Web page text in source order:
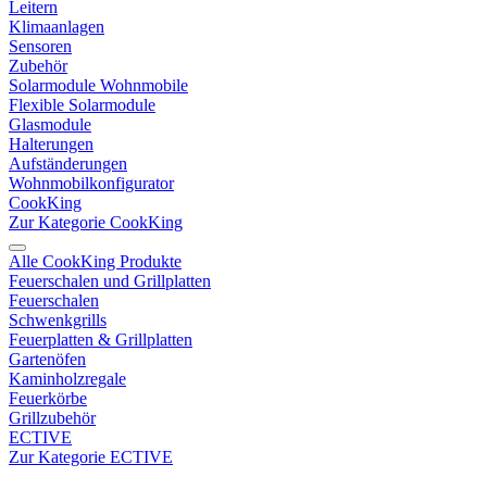
Leitern
Klimaanlagen
Sensoren
Zubehör
Solarmodule Wohnmobile
Flexible Solarmodule
Glasmodule
Halterungen
Aufständerungen
Wohnmobilkonfigurator
CookKing
Zur Kategorie CookKing
Alle CookKing Produkte
Feuerschalen und Grillplatten
Feuerschalen
Schwenkgrills
Feuerplatten & Grillplatten
Gartenöfen
Kaminholzregale
Feuerkörbe
Grillzubehör
ECTIVE
Zur Kategorie ECTIVE